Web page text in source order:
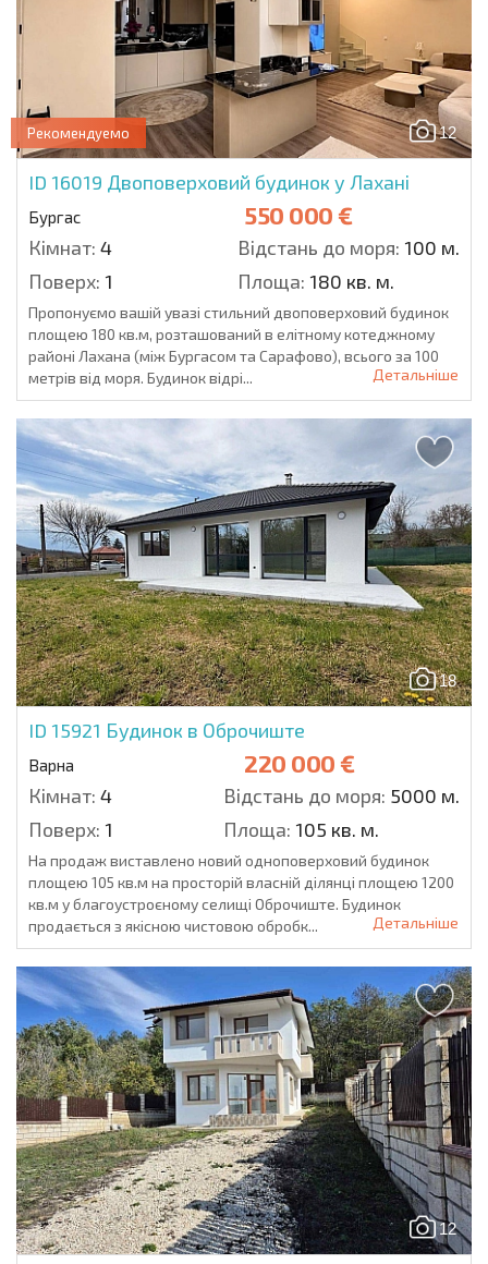
12
Рекомендуемо
ID 16019 Двоповерховий будинок у Лахані
Бургас 550 000 €
Кімнат: 4 Відстань до моря: 100 м.
Поверх: 1 Площа: 180 кв. м.
Пропонуємо вашій увазі стильний двоповерховий будинок
площею 180 кв.м, розташований в елітному котеджному
районі Лахана (між Бургасом та Сарафово), всього за 100
метрів від моря. Будинок відрі...
Детальніше
18
ID 15921 Будинок в Оброчиште
Варна 220 000 €
Кімнат: 4 Відстань до моря: 5000 м.
Поверх: 1 Площа: 105 кв. м.
На продаж виставлено новий одноповерховий будинок
площею 105 кв.м на просторій власній ділянці площею 1200
кв.м у благоустроєному селищі Оброчиште. Будинок
продається з якісною чистовою обробк...
Детальніше
12